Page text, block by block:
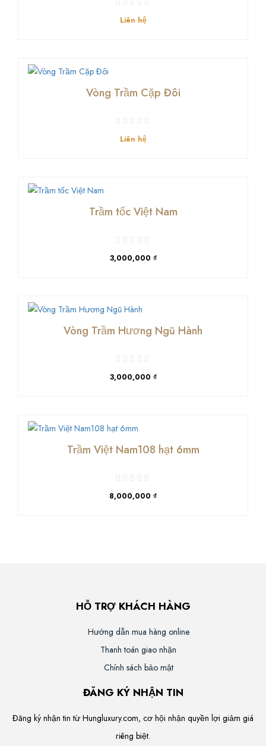
Liên hệ
Vòng Trầm Cặp Đôi
Liên hệ
Trầm tốc Việt Nam
3,000,000 ₫
Vòng Trầm Hương Ngũ Hành
3,000,000 ₫
Trầm Việt Nam108 hạt 6mm
8,000,000 ₫
HỖ TRỢ KHÁCH HÀNG
Hướng dẫn mua hàng online
Thanh toán giao nhận
Chính sách bảo mật
ĐĂNG KÝ NHẬN TIN
Đăng ký nhận tin từ Hungluxury.com, cơ hội nhận quyền lợi giảm giá
riêng biệt.